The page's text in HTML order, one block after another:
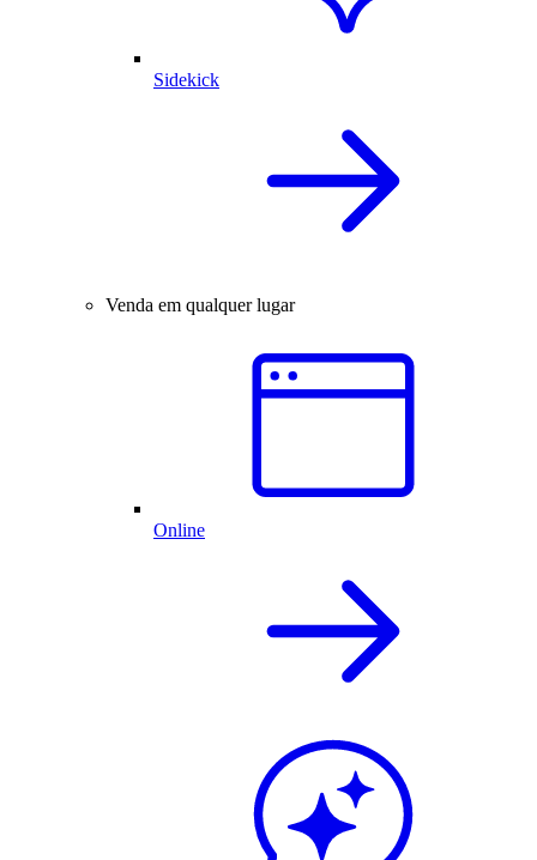
Sidekick
Venda em qualquer lugar
Online